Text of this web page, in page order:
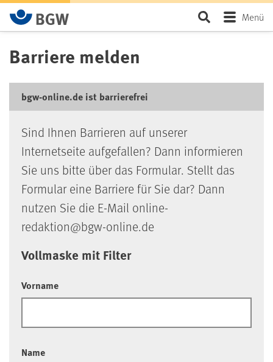
Zum Hauptinhalt springen SeiteMenü
Barriere melden
bgw-online.de ist barrierefrei
Sind Ihnen Barrieren auf unserer
Internetseite aufgefallen? Dann informieren
Sie uns bitte über das Formular. Stellt das
Formular eine Barriere für Sie dar? Dann
nutzen Sie die E-Mail online-
redaktion@bgw-online.de
Vollmaske mit Filter
Vorname
Name